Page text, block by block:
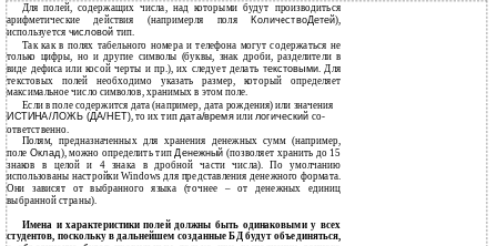
Для полей, содержащих числа, над которыми будут производиться
арифметические действия (напримерля поля КоличествоДетей),
используется числовой тип.
Так как в полях табельного номера и телефона могут содержаться не
только цифры, но и другие символы (буквы, знак дроби, разделители в
виде дефиса или косой черты и пр.), их следует делать текстовыми. Для
текстовых полей необходимо указать размер, который определяет
максимальное число символов, хранимых в этом поле.
Если в поле содержится дата (например, дата рождения) или значения
ИСТИНА/ЛОЖЬ (ДА/НЕТ), то их типдата/времяилилогический со-
ответственно.
Полям, предназначенных для хранения денежных сумм (например,
полеОклад), можно определить типДенежный(позволяет хранить до 15
знаков в целой и 4 знака в дробной части числа). По умолчанию
использованы настройки Windows для представления денежного формата.
Они зависят от выбранного языка (точнее – от денежных единиц
выбранной страны).
Имена и характеристики полей должны быть одинаковыми у всех
студентов, поскольку в дальнейшем созданные БД будут объединяться,